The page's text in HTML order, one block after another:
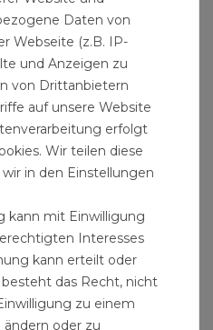
Daten von
Webseite (z.B. IP-
und Anzeigen zu
von Drittanbietern
auf unsere Website
erfolgt
Wir teilen diese
in den Einstellungen
kann mit Einwilligung
Interesses
kann erteilt oder
das Recht, nicht
zu einem
oder zu